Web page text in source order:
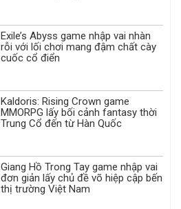
Exile’s Abyss game nhập vai nhàn
rỗi với lối chơi mang đậm chất cày
cuốc cổ điển
Kaldoris: Rising Crown game
MMORPG lấy bối cảnh fantasy thời
Trung Cổ đến từ Hàn Quốc
Giang Hồ Trong Tay game nhập vai
đơn giản lấy chủ đề võ hiệp cập bến
thị trường Việt Nam